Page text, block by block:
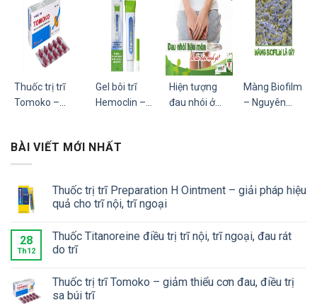
Thuốc trị trĩ
Tomoko –
búi trĩ
Gel bôi trĩ
Hemoclin –
giá bán?
Hiện tượng
đau nhói ở
Màng Biofilm
– Nguyên
BÀI VIẾT MỚI NHẤT
Thuốc trị trĩ Preparation H Ointment – giải pháp hiệu
quả cho trĩ nội, trĩ ngoại
28
Th12
Thuốc Titanoreine điều trị trĩ nội, trĩ ngoại, đau rát
do trĩ
Thuốc trị trĩ Tomoko – giảm thiểu cơn đau, điều trị
sa búi trĩ